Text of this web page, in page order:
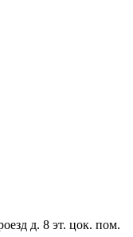
д. 8 эт. цок. пом.